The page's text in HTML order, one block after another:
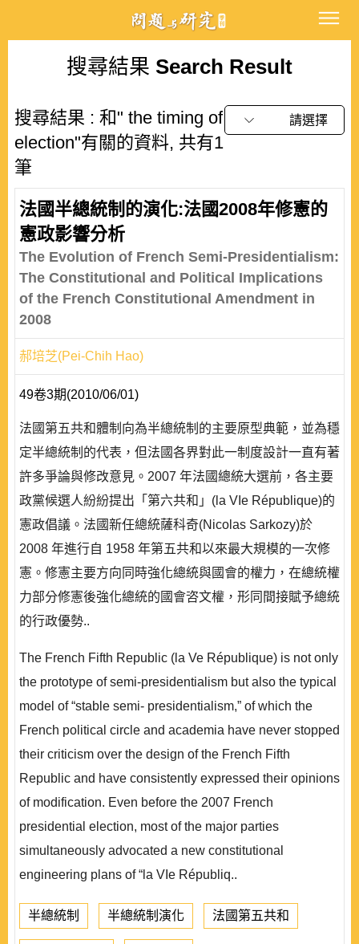
搜尋結果 Search Result
搜尋結果 : 和" the timing of
election"有關的資料, 共有1
筆
請選擇
法國半總統制的演化:法國2008年修憲的
憲政影響分析
The Evolution of French Semi-Presidentialism:
The Constitutional and Political Implications
of the French Constitutional Amendment in
2008
郝培芝(Pei-Chih Hao)
49卷3期(2010/06/01)
法國第五共和體制向為半總統制的主要原型典範，並為穩
定半總統制的代表，但法國各界對此一制度設計一直有著
許多爭論與修改意見。2007 年法國總統大選前，各主要
政黨候選人紛紛提出「第六共和」(la VIe République)的
憲政倡議。法國新任總統薩科奇(Nicolas Sarkozy)於
2008 年進行自 1958 年第五共和以來最大規模的一次修
憲。修憲主要方向同時強化總統與國會的權力，在總統權
力部分修憲後強化總統的國會咨文權，形同間接賦予總統
的行政優勢..
The French Fifth Republic (la Ve République) is not only
the prototype of semi-presidentialism but also the typical
model of “stable semi- presidentialism,” of which the
French political circle and academia have never stopped
their criticism over the design of the French Fifth
Republic and have consistently expressed their opinions
of modification. Even before the 2007 French
presidential election, most of the major parties
simultaneously advocated a new constitutional
engineering plans of “la VIe Républiq..
半總統制 半總統制演化 法國第五共和